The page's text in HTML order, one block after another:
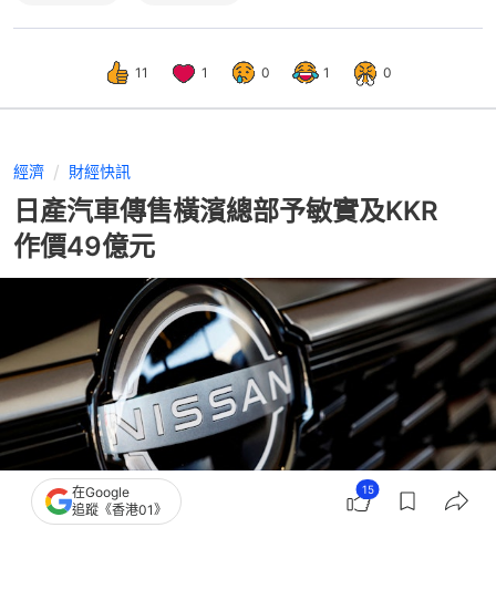
11 1 0 1 0
經濟 財經快訊
日產汽車傳售橫濱總部予敏實及KKR
作價49億元
在Google
追蹤《香港01》
15